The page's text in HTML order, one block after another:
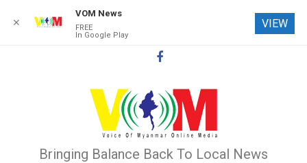
Bringing Balance Back To Local News
✕
VOM News
FREE
In Google Play
VIEW